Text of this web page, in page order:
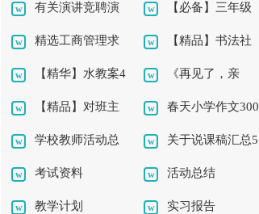
有关演讲竞聘演
讲稿模板集合五篇
【必备】三年级
的作文300字合集5篇
精选工商管理求
职信3篇
【精品】书法社
团及活动总结三篇
【精华】水教案4
篇
《再见了，亲
人》教学反思
【精品】对班主
任的工作计划汇编八
篇
春天小学作文300
字三篇
学校教师活动总
结3篇
关于说课稿汇总5
篇
考试资料 活动总结
教学计划 实习报告